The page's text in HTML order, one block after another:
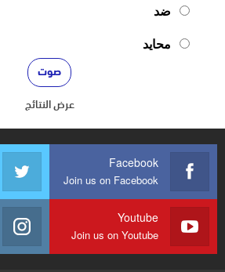
ضد
محايد
عرض النتائج
Facebook
Join us on Facebook
Youtube
Join us on Youtube